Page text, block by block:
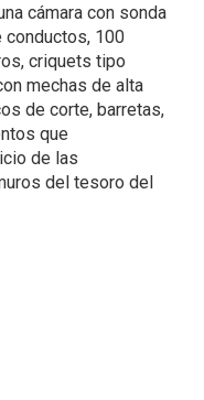
cámara con sonda
conductos, 100
criquets tipo
mechas de alta
de corte, barretas,
que
de las
del tesoro del